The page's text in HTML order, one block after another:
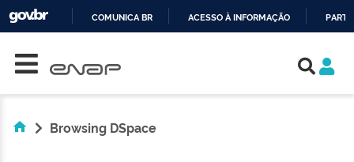
COMUNICA BR ACESSO À INFORMAÇÃO
Browsing DSpace